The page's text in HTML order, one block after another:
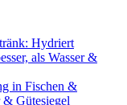
Hydriert
als Wasser &
in Fischen &
Gütesiegel